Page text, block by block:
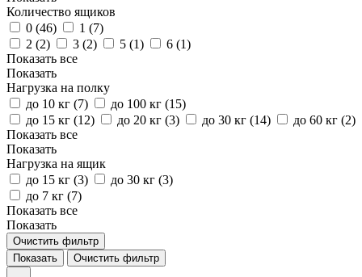
Количество ящиков
0 (46) 1 (7)
2 (2) 3 (2) 5 (1) 6 (1)
Показать все
Показать
Нагрузка на полку
до 10 кг (7) до 100 кг (15)
до 15 кг (12) до 20 кг (3) до 30 кг (14) до 60 кг (2)
Показать все
Показать
Нагрузка на ящик
до 15 кг (3) до 30 кг (3)
до 7 кг (7)
Показать все
Показать
Очистить фильтр
Показать
Очистить фильтр